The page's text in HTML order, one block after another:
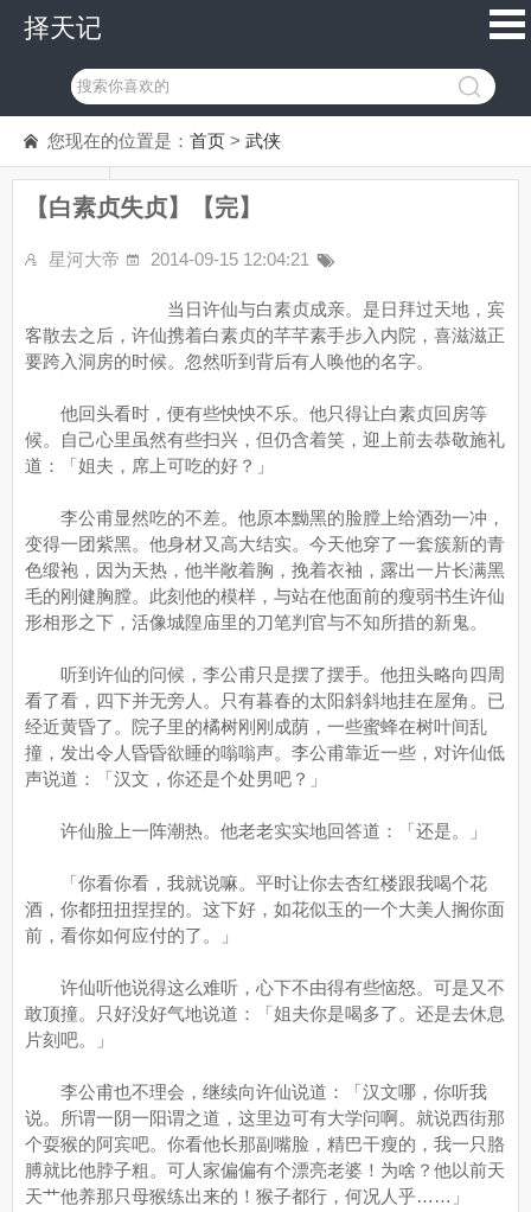
择天记
您现在的位置是： 首页 > 武侠
【白素贞失贞】【完】
星河大帝 2014-09-15 12:04:21
当日许仙与白素贞成亲。是日拜过天地，宾
客散去之后，许仙携着白素贞的芊芊素手步入内院，喜滋滋正
要跨入洞房的时候。忽然听到背后有人唤他的名字。
他回头看时，便有些怏怏不乐。他只得让白素贞回房等
候。自己心里虽然有些扫兴，但仍含着笑，迎上前去恭敬施礼
道：「姐夫，席上可吃的好？」
李公甫显然吃的不差。他原本黝黑的脸膛上给酒劲一冲，
变得一团紫黑。他身材又高大结实。今天他穿了一套簇新的青
色缎袍，因为天热，他半敞着胸，挽着衣袖，露出一片长满黑
毛的刚健胸膛。此刻他的模样，与站在他面前的瘦弱书生许仙
形相形之下，活像城隍庙里的刀笔判官与不知所措的新鬼。
听到许仙的问候，李公甫只是摆了摆手。他扭头略向四周
看了看，四下并无旁人。只有暮春的太阳斜斜地挂在屋角。已
经近黄昏了。院子里的橘树刚刚成荫，一些蜜蜂在树叶间乱
撞，发出令人昏昏欲睡的嗡嗡声。李公甫靠近一些，对许仙低
声说道：「汉文，你还是个处男吧？」
许仙脸上一阵潮热。他老老实实地回答道：「还是。」
「你看你看，我就说嘛。平时让你去杏红楼跟我喝个花
酒，你都扭扭捏捏的。这下好，如花似玉的一个大美人搁你面
前，看你如何应付的了。」
许仙听他说得这么难听，心下不由得有些恼怒。可是又不
敢顶撞。只好没好气地说道：「姐夫你是喝多了。还是去休息
片刻吧。」
李公甫也不理会，继续向许仙说道：「汉文哪，你听我
说。所谓一阴一阳谓之道，这里边可有大学问啊。就说西街那
个耍猴的阿宾吧。你看他长那副嘴脸，精巴干瘦的，我一只胳
膊就比他脖子粗。可人家偏偏有个漂亮老婆！为啥？他以前天
天艹他养那只母猴练出来的！猴子都行，何况人乎……」